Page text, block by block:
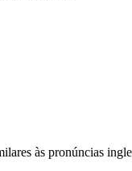
às pronúncias